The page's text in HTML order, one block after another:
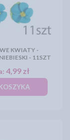
KWIATY -
- 11SZT
4,99 zł